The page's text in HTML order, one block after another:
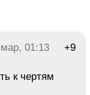
01:13 +9
к чертям